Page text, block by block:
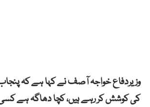
وزیردفاع خواجہ آصف نے کہا ہے کہ
کی کوشش کر رہے ہیں، کچا دھاگہ ہے